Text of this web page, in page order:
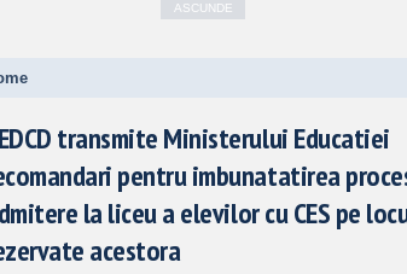
ASCUNDE
transmite Ministerului Educatiei
pentru imbunatatirea
la liceu a elevilor cu CES pe
acestora